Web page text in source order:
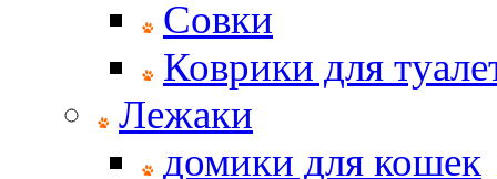
Совки
Коврики для
Лежаки
домики для кошек